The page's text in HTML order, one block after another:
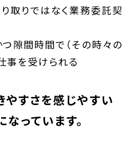
取りではなく業務委託契
隙間時間で（その時々の
事を受けられる
やすさを感じやすい
っています。